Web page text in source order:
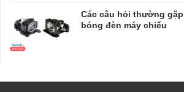
Các câu hỏi thường
bóng đèn máy chiếu